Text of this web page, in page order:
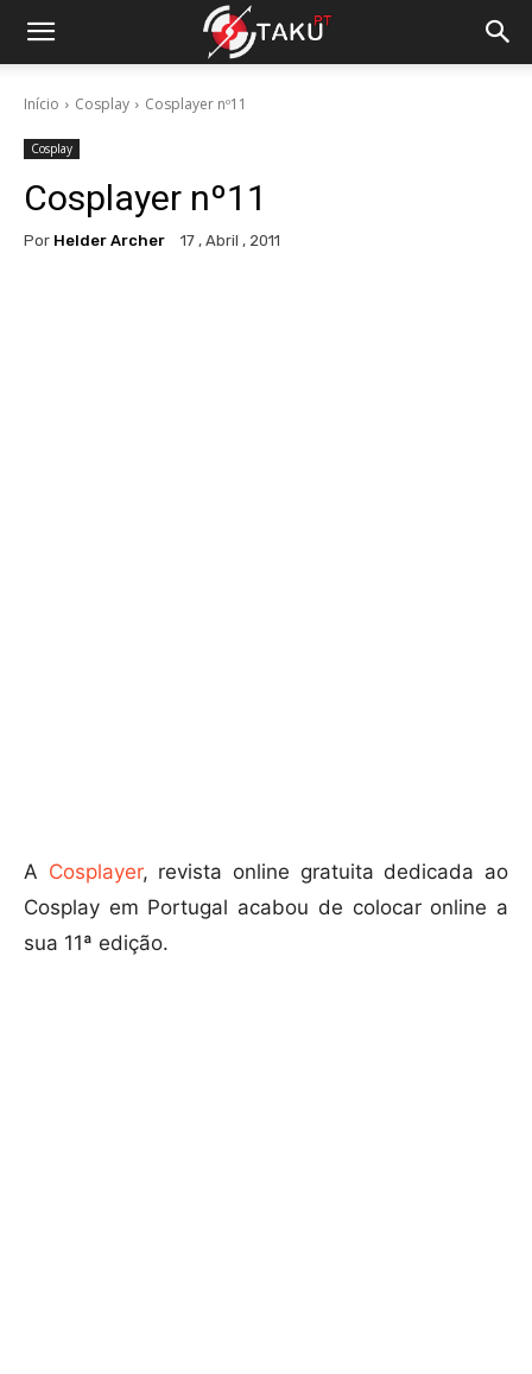
Início Cosplay Cosplayer nº11
Cosplay
Cosplayer nº11
Por Helder Archer 17 , Abril , 2011
A Cosplayer, revista online gratuita dedicada ao
Cosplay em Portugal acabou de colocar online a
sua 11ª edição.